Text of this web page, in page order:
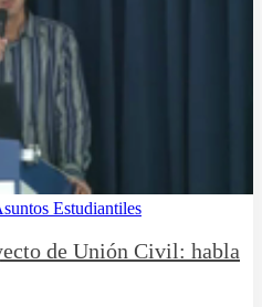
Estudiantiles
de Unión Civil: habla